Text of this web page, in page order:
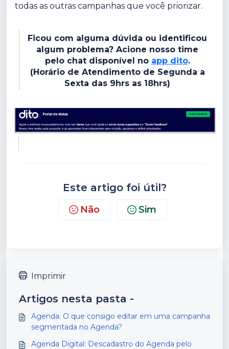
todas as outras campanhas que você priorizar.
Ficou com alguma dúvida ou identificou
algum problema? Acione nosso time
pelo chat disponível no app dito.
(Horário de Atendimento de Segunda a
Sexta das 9hrs as 18hrs)
Este artigo foi útil?
Não Sim
Imprimir
Artigos nesta pasta -
Agenda: O que consigo editar em uma campanha
segmentada no Agenda?
Agenda Digital: Descadastro do Agenda pelo